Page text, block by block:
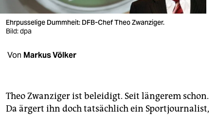
verlag
verlag
veranstaltungen
unterstützen
Ehrpusselige Dummheit: DFB-Chef Theo Zwanziger.
Bild: dpa
Von Markus Völker
Theo Zwanziger ist beleidigt. Seit längerem schon.
Da ärgert ihn doch tatsächlich ein Sportjournalist,